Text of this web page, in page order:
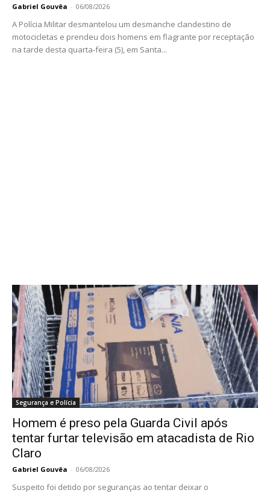
Gabriel Gouvêa - 06/08/2026
A Polícia Militar desmantelou um desmanche clandestino de
motocicletas e prendeu dois homens em flagrante por receptação
na tarde desta quarta-feira (5), em Santa...
Segurança e Polícia
Homem é preso pela Guarda Civil após
tentar furtar televisão em atacadista de Rio
Claro
Gabriel Gouvêa - 06/08/2026
Suspeito foi detido por seguranças ao tentar deixar o